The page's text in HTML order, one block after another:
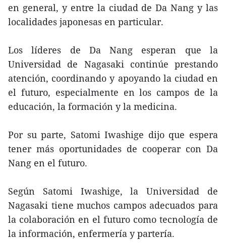
en general, y entre la ciudad de Da Nang y las
localidades japonesas en particular.
Los líderes de Da Nang esperan que la
Universidad de Nagasaki continúe prestando
atención, coordinando y apoyando la ciudad en
el futuro, especialmente en los campos de la
educación, la formación y la medicina.
Por su parte, Satomi Iwashige dijo que espera
tener más oportunidades de cooperar con Da
Nang en el futuro.
Según Satomi Iwashige, la Universidad de
Nagasaki tiene muchos campos adecuados para
la colaboración en el futuro como tecnología de
la información, enfermería y partería.